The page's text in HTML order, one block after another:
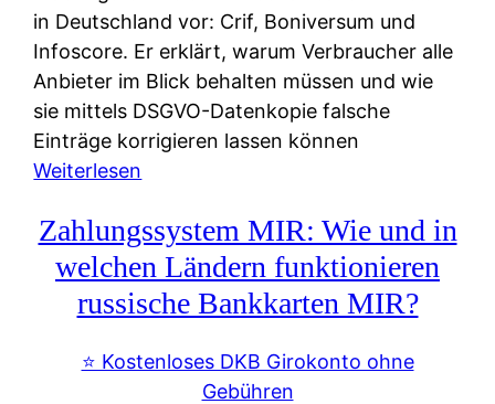
in Deutschland vor: Crif, Boniversum und
Infoscore. Er erklärt, warum Verbraucher alle
Anbieter im Blick behalten müssen und wie
sie mittels DSGVO-Datenkopie falsche
Einträge korrigieren lassen können
Weiterlesen
c
h
u
f
-
Zahlungssystem MIR: Wie und in
welchen Ländern funktionieren
russische Bankkarten MIR?
⭐️ Kostenloses DKB Girokonto ohne
Gebühren